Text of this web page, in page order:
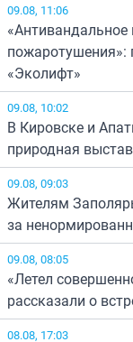
09.08, 11:06
«Антивандальное
пожаротушения»:
«Эколифт»
09.08, 10:02
В Кировске и
природная
09.08, 09:03
Жителям
за
09.08, 08:05
«Летел
рассказали о
08.08, 17:03